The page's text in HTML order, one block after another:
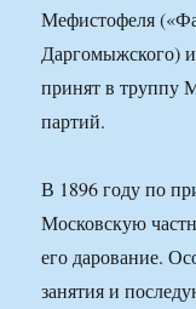
Мефистофеля
Даргомыжского)
принят в труппу
партий.
В 1896 году по
Московскую
его дарование.
занятия и